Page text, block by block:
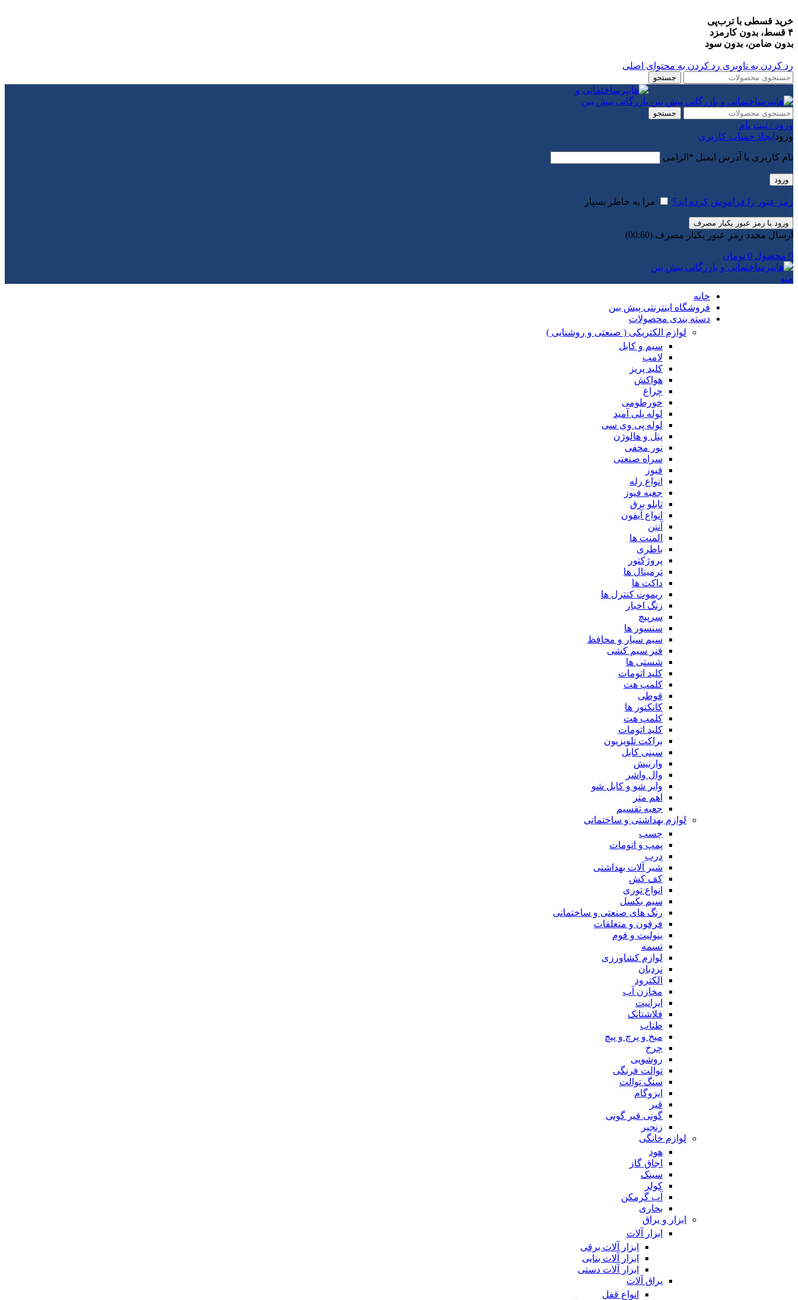
خرید قسطی با ترب‌پی
۴ قسط، بدون کارمزد
بدون ضامن، بدون سود
رد کردن به ناوبری رد کردن به محتوای اصلی
جستجو
جستجو
ورود / ثبت نام
ورود ایجاد حساب کاربری
نام کاربری یا آدرس ایمیل * الزامی
ورود
رمز عبور را فراموش کرده اید؟ مرا به خاطر بسپار
ورود با رمز عبور یکبار مصرف
ارسال مجدد رمز عبور یکبار مصرف (00:
60
)
0 محصول 0 تومان
منو
خانه
فروشگاه اینترنتی پیش بین
دسته بندی محصولات
لوازم الکتریکی ( صنعتی و روشنایی )
سیم و کابل
لامپ
کلید پریز
هواکش
چراغ
خورطومی
لوله پلی آمید
لوله پی وی سی
پنل و هالوژن
نور مخفی
سراه صنعتی
فیوز
انواع رله
جعبه فیوز
تابلو برق
انواع آیفون
آنتن
المنت ها
باطری
پروژکتور
ترمینال ها
داکت ها
ریموت کنترل ها
زنگ اخبار
سرپیچ
سنسور ها
سیم سیار و محافظ
فنر سیم کشی
شستی ها
کلید اتومات
کلمپ هت
قوطی
کانکتور ها
کلمپ هت
کلید اتومات
براکت تلویزیون
سینی کابل
وارنیش
وال واشر
وایر شو و کابل شو
اهم متر
جعبه تقسیم
لوازم بهداشتی و ساختمانی
چسب
پمپ و اتومات
درب
شیر آلات بهداشتی
کف کش
انواع توری
سیم بکسل
رنگ های صنعتی و ساختمانی
فرقون و متعلقات
ینولیت و فوم
تسمه
لوازم کشاورزی
نردبان
الکترود
مخازن آب
ایرانیت
فلاشتانک
طناب
میخ و پرچ و پیچ
چرخ
روشویی
توالت فرنگی
سنگ توالت
ایزوگام
قیر
گونی قیر گونی
زنجیر
لوازم خانگی
هود
اجاق گاز
سینک
کولر
آب گرمکن
بخاری
ابزار و یراق
ابزار آلات
ابزار آلات برقی
ابزار آلات بنایی
ابزار آلات دستی
یراق آلات
انواع قفل